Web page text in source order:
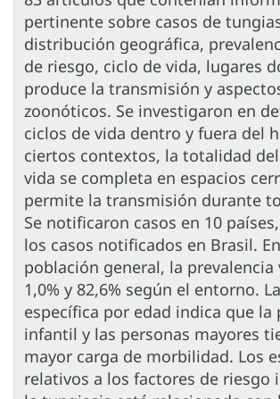
pertinente sobre casos de
distribución geográfica,
de riesgo, ciclo de vida, lugares
produce la transmisión y
zoonóticos. Se investigaron en
ciclos de vida dentro y fuera del
ciertos contextos, la totalidad
vida se completa en espacios
permite la transmisión durante
Se notificaron casos en 10
los casos notificados en Brasil.
población general, la
1,0% y 82,6% según el entorno.
específica por edad indica que la
infantil y las personas mayores
mayor carga de morbilidad. Los
relativos a los factores de riesgo